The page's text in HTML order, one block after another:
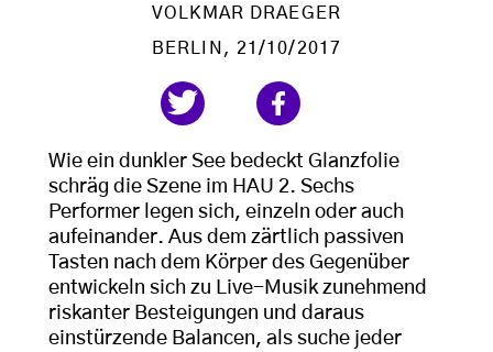
VOLKMAR DRAEGER
BERLIN , 21/10/2017
Wie ein dunkler See bedeckt Glanzfolie
schräg die Szene im HAU 2. Sechs
Performer legen sich, einzeln oder auch
aufeinander. Aus dem zärtlich passiven
Tasten nach dem Körper des Gegenüber
entwickeln sich zu Live-Musik zunehmend
riskanter Besteigungen und daraus
einstürzende Balancen, als suche jeder